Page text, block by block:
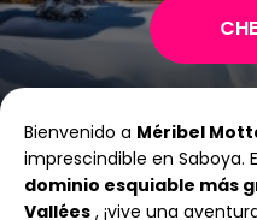
SUN MON TUE
1
Bienvenido a Méribel
imprescindible en Saboya.
dominio esquiable más
Vallées , ¡vive una